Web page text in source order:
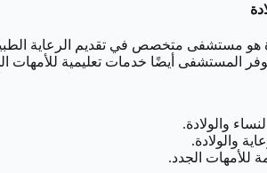
هو مستشفى متخصص في تقديم الرعاية
المستشفى أيضًا خدمات تعليمية للأمهات
والولادة.
والولادة.
للأمهات الجدد.